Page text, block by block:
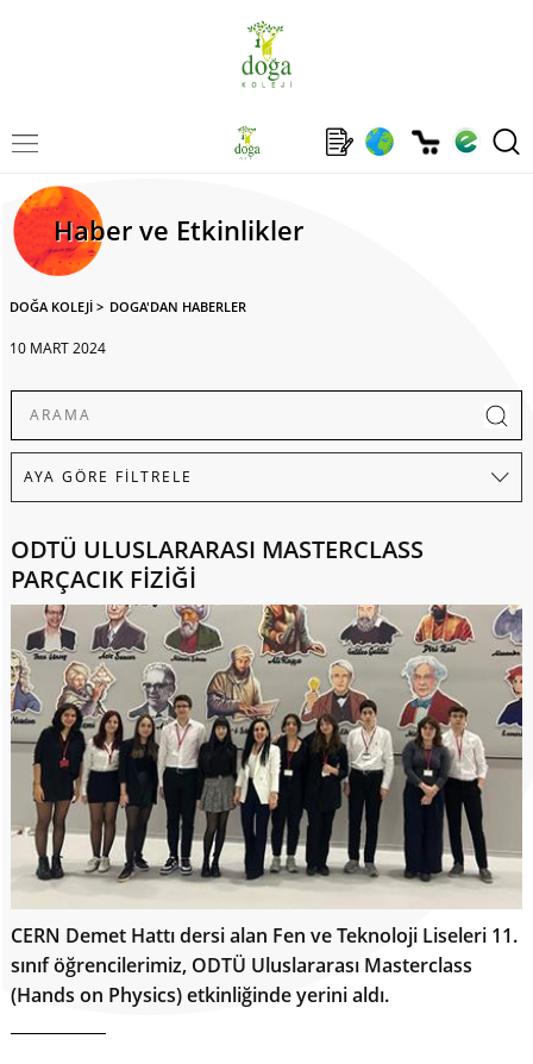
Haber ve Etkinlikler
DOĞA KOLEJİ > DOGA'DAN HABERLER
10 MART 2024
ODTÜ ULUSLARARASI MASTERCLASS
PARÇACIK FİZİĞİ
CERN Demet Hattı dersi alan Fen ve Teknoloji Liseleri 11.
sınıf öğrencilerimiz, ODTÜ Uluslararası Masterclass
(Hands on Physics) etkinliğinde yerini aldı.